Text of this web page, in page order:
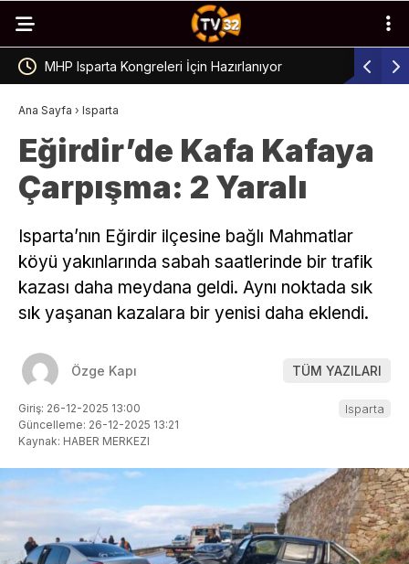
Çünür’de Moloz Temizliği Yapıldı
Ana Sayfa › Isparta
Eğirdir’de Kafa Kafaya
Çarpışma: 2 Yaralı
Isparta’nın Eğirdir ilçesine bağlı Mahmatlar
köyü yakınlarında sabah saatlerinde bir trafik
kazası daha meydana geldi. Aynı noktada sık
sık yaşanan kazalara bir yenisi daha eklendi.
Özge Kapı TÜM YAZILARI
Giriş: 26-12-2025 13:00
Güncelleme: 26-12-2025 13:21
Kaynak: HABER MERKEZI
Isparta